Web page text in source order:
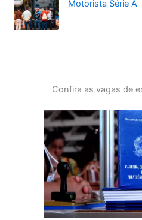
Motorista Série A
Confira as vagas de